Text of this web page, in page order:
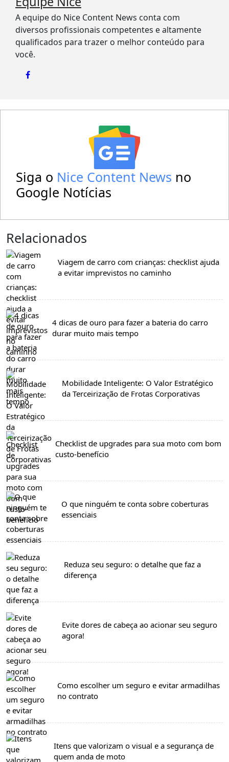
A equipe do Nice Content News conta com
diversos profissionais competentes e altamente
qualificados para trazer o melhor conteúdo para
você.
Siga o Nice Content News no
Google Notícias
Relacionados
Viagem de carro com crianças: checklist ajuda
a evitar imprevistos no caminho
4 dicas de ouro para fazer a bateria do carro
durar muito mais tempo
Mobilidade Inteligente: O Valor Estratégico
da Terceirização de Frotas Corporativas
Checklist de upgrades para sua moto com bom
custo-benefício
O que ninguém te conta sobre coberturas
essenciais
Reduza seu seguro: o detalhe que faz a
diferença
Evite dores de cabeça ao acionar seu seguro
agora!
Como escolher um seguro e evitar armadilhas
no contrato
Itens que valorizam o visual e a segurança de
quem anda de moto